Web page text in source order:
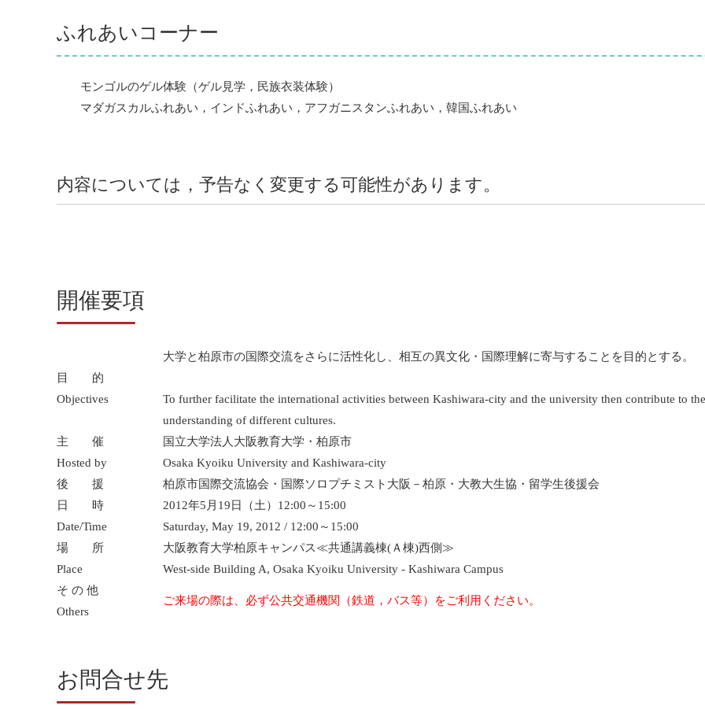
ふれあいコーナー
モンゴルのゲル体験（ゲル見学，民族衣装体験）
マダガスカルふれあい，インドふれあい，アフガニスタンふれあい，韓国ふれあい
内容については，予告なく変更する可能性があります。
開催要項
目 的
Objectives
大学と柏原市の国際交流をさらに活性化し、相互の異文化・国際理解に寄与することを目的とする。
To further facilitate the international activities between Kashiwara-city and the university then contribute to
understanding of different cultures.
主 催
Hosted by
国立大学法人大阪教育大学・柏原市
Osaka Kyoiku University and Kashiwara-city
後 援
柏原市国際交流協会・国際ソロプチミスト大阪－柏原・大教大生協・留学生後援会
日 時
Date/Time
2012年5月19日（土）12:00～15:00
Saturday, May 19, 2012 / 12:00～15:00
場 所
Place
大阪教育大学柏原キャンパス≪共通講義棟(Ａ棟)西側≫
West-side Building A, Osaka Kyoiku University - Kashiwara Campus
そ の 他
Others
ご来場の際は、必ず公共交通機関（鉄道，バス等）をご利用ください。
お問合せ先